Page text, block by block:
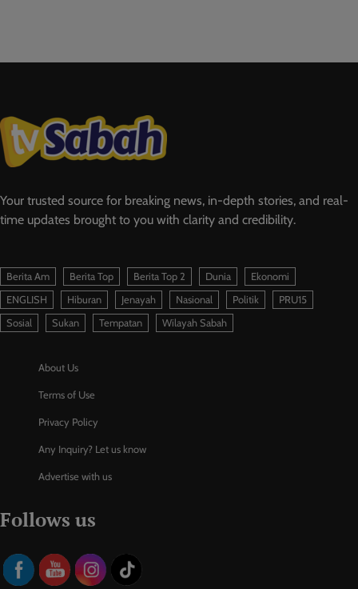
Your trusted source for breaking news, in-depth stories, and real-
time updates brought to you with clarity and credibility.
Berita Am Berita Top Berita Top 2 Dunia
Ekonomi
ENGLISH
Hiburan Jenayah Nasional Politik
PRU15
Sosial
Sukan Tempatan Wilayah Sabah
About Us
Terms of Use
Privacy Policy
Any Inquiry? Let us know
Advertise with us
Follows us